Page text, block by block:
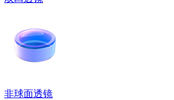
非球面透镜